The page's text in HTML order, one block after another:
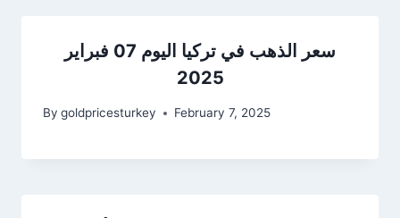
سعر الذهب في تركيا اليوم 07 فبراير
2025
By goldpricesturkey February 7, 2025